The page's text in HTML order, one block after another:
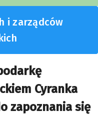
i zarządców
Cyranka
zapoznania się